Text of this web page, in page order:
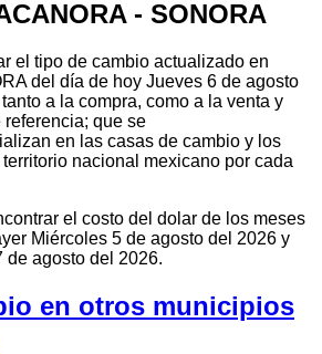
- SONORA
el tipo de cambio actualizado en
del día de hoy Jueves 6 de agosto
a la compra, como a la venta y
que se
en las casas de cambio y los
nacional mexicano por cada
el costo del dolar de los meses
Miércoles 5 de agosto del 2026 y
de agosto del 2026.
en otros municipios